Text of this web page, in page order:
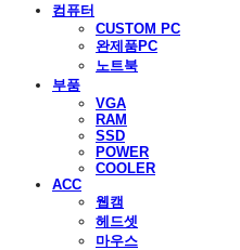
컴퓨터
CUSTOM PC
완제품PC
노트북
부품
VGA
RAM
SSD
POWER
COOLER
ACC
웹캠
헤드셋
마우스